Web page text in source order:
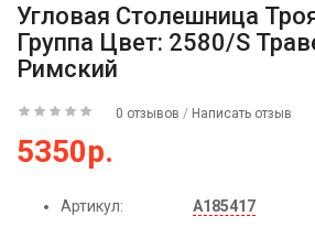
Угловая Столешница
Группа Цвет: 2580/S
Римский
0 отзывов / Написать отзыв
5350р.
Артикул:
А185417